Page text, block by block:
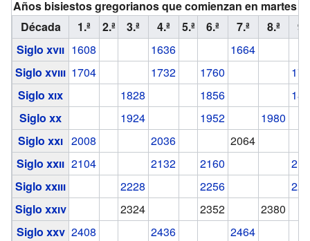
Años bisiestos gregorianos que comienzan en martes
Década
1.ª 2.ª 3.ª 4.ª 5.ª 6.ª 7.ª 8.ª
9.ª
Siglo xvii 1608 1636
1664
Siglo xviii 1704 1732 1760
Siglo xix 1828 1856
Siglo xx 1924 1952
1980
Siglo xxi 2008 2036
2064
Siglo xxii 2104 2132 2160
Siglo xxiii 2228 2256
Siglo xxiv 2324 2352
2380
Siglo xxv 2408 2436
2464